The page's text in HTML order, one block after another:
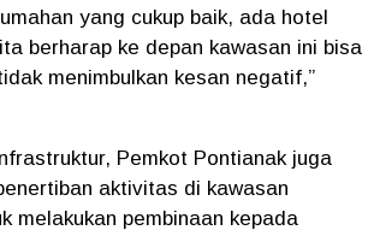
yang cukup baik, ada hotel
berharap ke depan kawasan ini bisa
menimbulkan kesan negatif,”
Pemkot Pontianak juga
aktivitas di kawasan
melakukan pembinaan kepada